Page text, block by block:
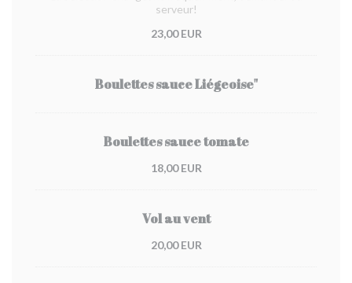
serveur!
23,00 EUR
Boulettes sauce Liégeoise"
Boulettes sauce tomate
18,00 EUR
Vol au vent
20,00 EUR